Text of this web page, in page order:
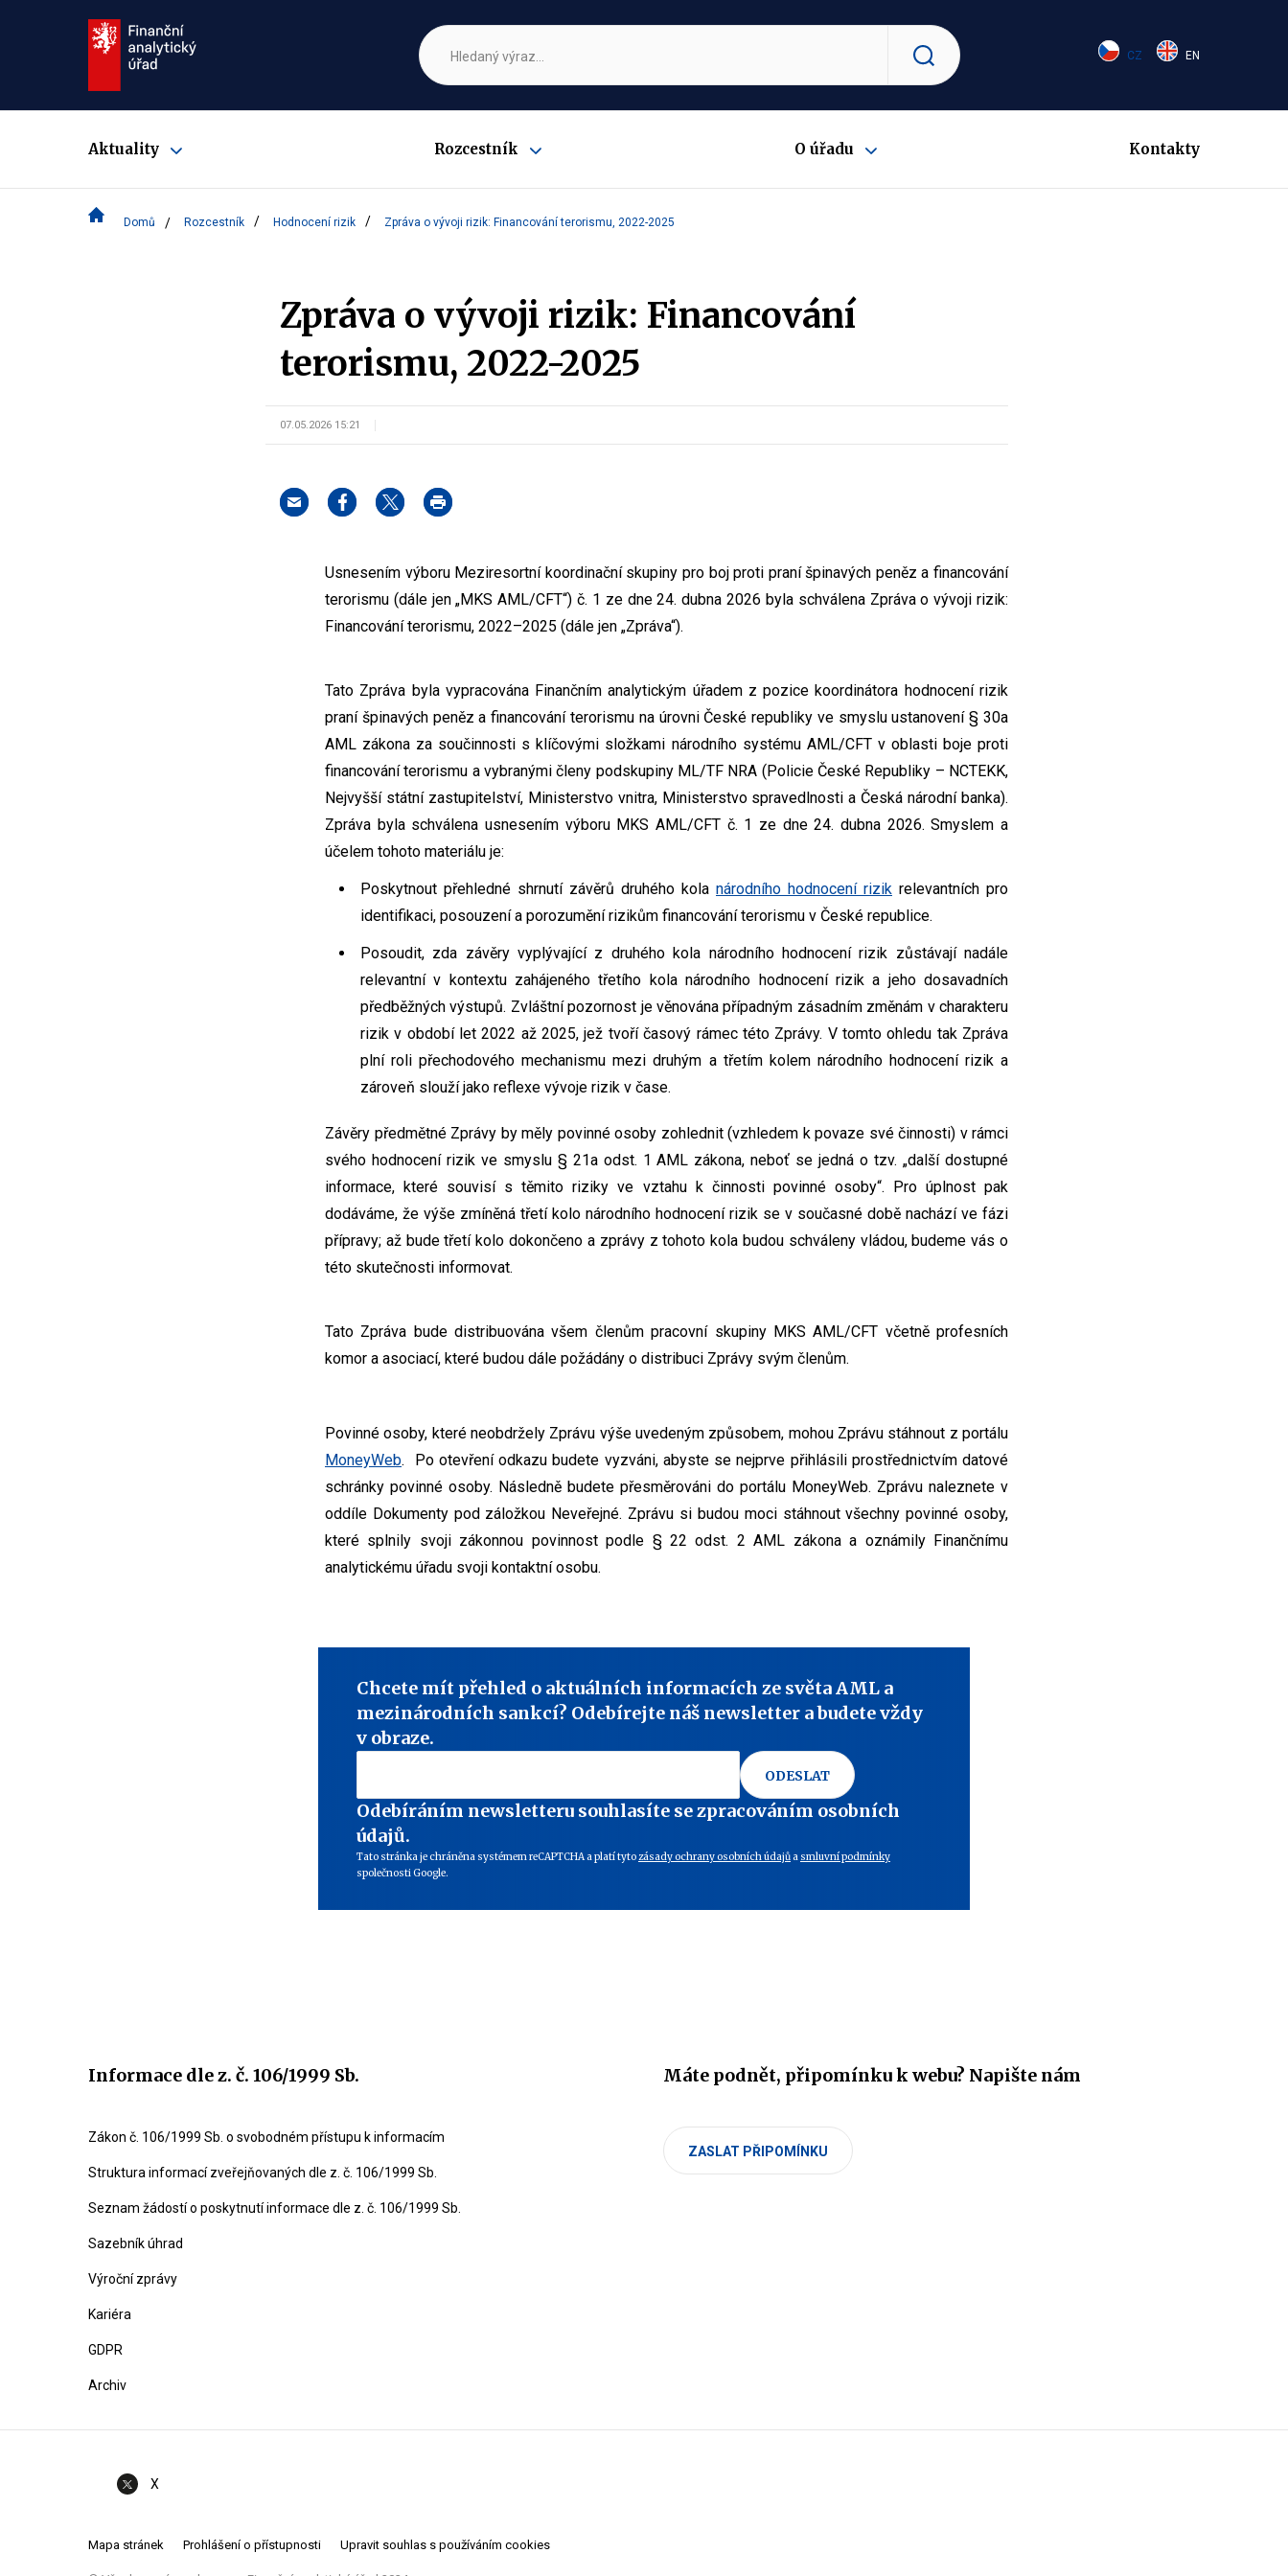
CZ EN
Aktuality Rozcestník O úřadu Kontakty
Domů Rozcestník Hodnocení rizik Zpráva o vývoji rizik: Financování terorismu, 2022-2025
Zpráva o vývoji rizik: Financování
terorismu, 2022-2025
07.05.2026 15:21
Usnesením výboru Meziresortní koordinační skupiny pro boj proti praní špinavých peněz a financování
terorismu (dále jen „MKS AML/CFT“) č. 1 ze dne 24. dubna 2026 byla schválena Zpráva o vývoji rizik:
Financování terorismu, 2022–2025 (dále jen „Zpráva“).
Tato Zpráva byla vypracována Finančním analytickým úřadem z pozice koordinátora hodnocení rizik
praní špinavých peněz a financování terorismu na úrovni České republiky ve smyslu ustanovení § 30a
AML zákona za součinnosti s klíčovými složkami národního systému AML/CFT v oblasti boje proti
financování terorismu a vybranými členy podskupiny ML/TF NRA (Policie České Republiky – NCTEKK,
Nejvyšší státní zastupitelství, Ministerstvo vnitra, Ministerstvo spravedlnosti a Česká národní banka).
Zpráva byla schválena usnesením výboru MKS AML/CFT č. 1 ze dne 24. dubna 2026. Smyslem a
účelem tohoto materiálu je:
Poskytnout přehledné shrnutí závěrů druhého kola národního hodnocení rizik relevantních pro
identifikaci, posouzení a porozumění rizikům financování terorismu v České republice.
Posoudit, zda závěry vyplývající z druhého kola národního hodnocení rizik zůstávají nadále
relevantní v kontextu zahájeného třetího kola národního hodnocení rizik a jeho dosavadních
předběžných výstupů. Zvláštní pozornost je věnována případným zásadním změnám v charakteru
rizik v období let 2022 až 2025, jež tvoří časový rámec této Zprávy. V tomto ohledu tak Zpráva
plní roli přechodového mechanismu mezi druhým a třetím kolem národního hodnocení rizik a
zároveň slouží jako reflexe vývoje rizik v čase.
Závěry předmětné Zprávy by měly povinné osoby zohlednit (vzhledem k povaze své činnosti) v rámci
svého hodnocení rizik ve smyslu § 21a odst. 1 AML zákona, neboť se jedná o tzv. „další dostupné
informace, které souvisí s těmito riziky ve vztahu k činnosti povinné osoby“. Pro úplnost pak
dodáváme, že výše zmíněná třetí kolo národního hodnocení rizik se v současné době nachází ve fázi
přípravy; až bude třetí kolo dokončeno a zprávy z tohoto kola budou schváleny vládou, budeme vás o
této skutečnosti informovat.
Tato Zpráva bude distribuována všem členům pracovní skupiny MKS AML/CFT včetně profesních
komor a asociací, které budou dále požádány o distribuci Zprávy svým členům.
Povinné osoby, které neobdržely Zprávu výše uvedeným způsobem, mohou Zprávu stáhnout z portálu
MoneyWeb. Po otevření odkazu budete vyzváni, abyste se nejprve přihlásili prostřednictvím datové
schránky povinné osoby. Následně budete přesměrováni do portálu MoneyWeb. Zprávu naleznete v
oddíle Dokumenty pod záložkou Neveřejné. Zprávu si budou moci stáhnout všechny povinné osoby,
které splnily svoji zákonnou povinnost podle § 22 odst. 2 AML zákona a oznámily Finančnímu
analytickému úřadu svoji kontaktní osobu.
Chcete mít přehled o aktuálních informacích ze světa AML a
mezinárodních sankcí? Odebírejte náš newsletter a budete vždy
v obraze.
ODESLAT
Odebíráním newsletteru souhlasíte se zpracováním osobních
údajů.
Tato stránka je chráněna systémem reCAPTCHA a platí tytozásady ochrany osobních údajůa smluvní podmínky
společnosti Google.
Informace dle z. č. 106/1999 Sb.
Zákon č. 106/1999 Sb. o svobodném přístupu k informacím
Struktura informací zveřejňovaných dle z. č. 106/1999 Sb.
Seznam žádostí o poskytnutí informace dle z. č. 106/1999 Sb.
Sazebník úhrad
Výroční zprávy
Kariéra
GDPR
Archiv
Máte podnět, připomínku k webu? Napište nám
ZASLAT PŘIPOMÍNKU
X
Mapa stránek Prohlášení o přístupnosti Upravit souhlas s používáním cookies